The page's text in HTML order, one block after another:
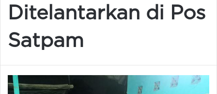
Ditelantarkan di Pos
Satpam